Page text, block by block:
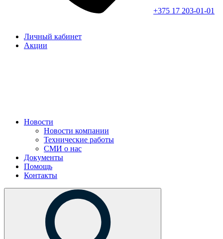
+375 17 203-01-01
Личный кабинет
Акции
Новости
Новости компании
Технические работы
СМИ о нас
Документы
Помощь
Контакты